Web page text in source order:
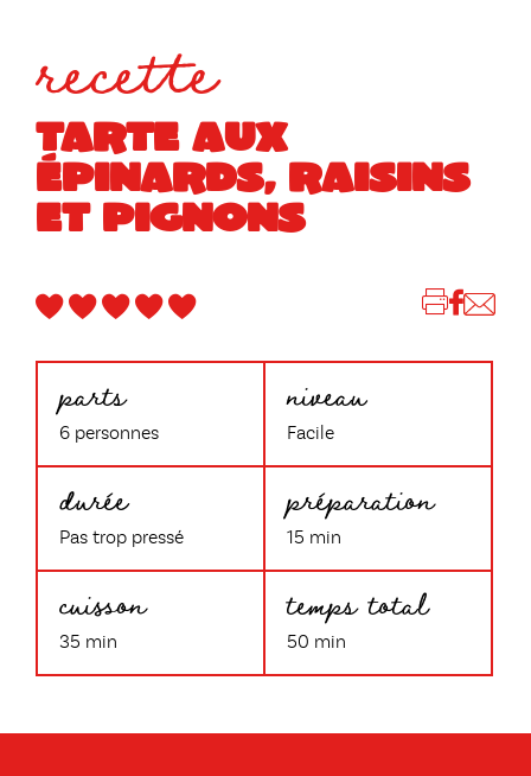
recette
TARTE AUX
ÉPINARDS, RAISINS
ET PIGNONS
parts
6 personnes
niveau
Facile
durée
Pas trop pressé
préparation
15 min
cuisson
35 min
temps total
50 min